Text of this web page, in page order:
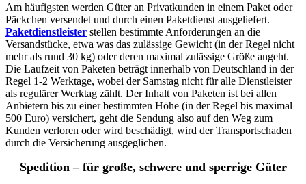
Am häufigsten werden Güter an Privatkunden in einem Paket oder
Päckchen versendet und durch einen Paketdienst ausgeliefert.
Paketdienstleister stellen bestimmte Anforderungen an die
Versandstücke, etwa was das zulässige Gewicht (in der Regel nicht
mehr als rund 30 kg) oder deren maximal zulässige Größe angeht.
Die Laufzeit von Paketen beträgt innerhalb von Deutschland in der
Regel 1-2 Werktage, wobei der Samstag nicht für alle Dienstleister
als regulärer Werktag zählt. Der Inhalt von Paketen ist bei allen
Anbietern bis zu einer bestimmten Höhe (in der Regel bis maximal
500 Euro) versichert, geht die Sendung also auf den Weg zum
Kunden verloren oder wird beschädigt, wird der Transportschaden
durch die Versicherung ausgeglichen.
Spedition – für große, schwere und sperrige Güter